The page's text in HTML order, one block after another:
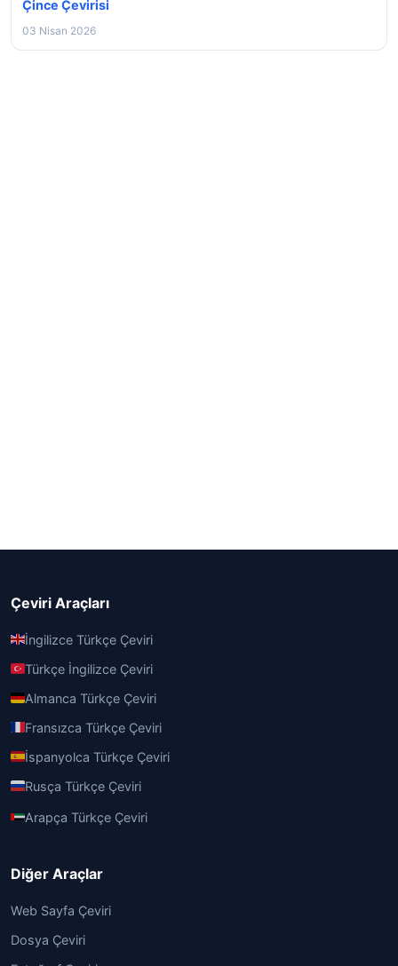
Çince Çevirisi
03 Nisan 2026
Çeviri Araçları
İngilizce Türkçe Çeviri
Türkçe İngilizce Çeviri
Almanca Türkçe Çeviri
Fransızca Türkçe Çeviri
İspanyolca Türkçe Çeviri
Rusça Türkçe Çeviri
Arapça Türkçe Çeviri
Diğer Araçlar
Web Sayfa Çeviri
Dosya Çeviri